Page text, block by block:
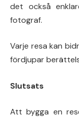
det också
fotograf.
Varje resa kan
fördjupar
Slutsats
Att bygga en